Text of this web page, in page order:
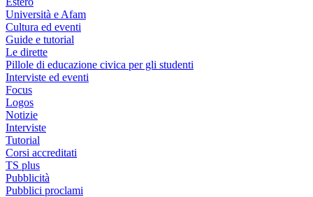
Università e Afam
Cultura ed eventi
Guide e tutorial
Le dirette
Pillole di educazione civica per gli studenti
Interviste ed eventi
Focus
Logos
Notizie
Interviste
Tutorial
Corsi accreditati
TS plus
Pubblicità
Pubblici proclami